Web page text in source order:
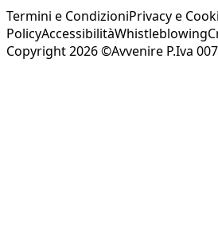
Termini e CondizioniPrivacy e
PolicyAccessibilitàWhistleblowing
Copyright 2026 ©Avvenire P.Iva